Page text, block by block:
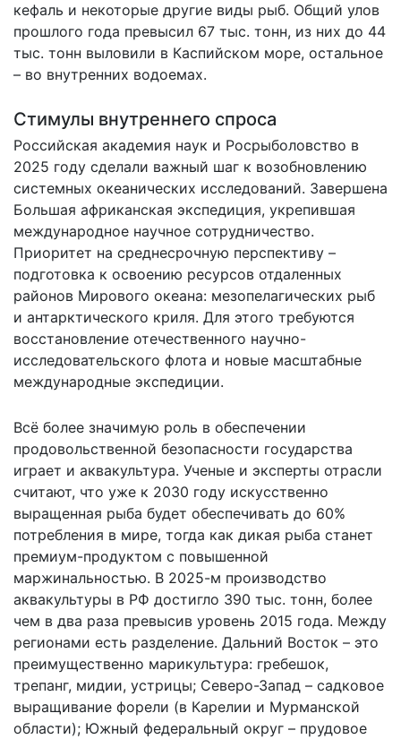
кефаль и некоторые другие виды рыб. Общий улов
прошлого года превысил 67 тыс. тонн, из них до 44
тыс. тонн выловили в Каспийском море, остальное
– во внутренних водоемах.
Стимулы внутреннего спроса
Российская академия наук и Росрыболовство в
2025 году сделали важный шаг к возобновлению
системных океанических исследований. Завершена
Большая африканская экспедиция, укрепившая
международное научное сотрудничество.
Приоритет на среднесрочную перспективу –
подготовка к освоению ресурсов отдаленных
районов Мирового океана: мезопелагических рыб
и антарктического криля. Для этого требуются
восстановление отечественного научно-
исследовательского флота и новые масштабные
международные экспедиции.
Всё более значимую роль в обеспечении
продовольственной безопасности государства
играет и аквакультура. Ученые и эксперты отрасли
считают, что уже к 2030 году искусственно
выращенная рыба будет обеспечивать до 60%
потребления в мире, тогда как дикая рыба станет
премиум-продуктом с повышенной
маржинальностью. В 2025-м производство
аквакультуры в РФ достигло 390 тыс. тонн, более
чем в два раза превысив уровень 2015 года. Между
регионами есть разделение. Дальний Восток – это
преимущественно марикультура: гребешок,
трепанг, мидии, устрицы; Северо-Запад – садковое
выращивание форели (в Карелии и Мурманской
области); Южный федеральный округ – прудовое